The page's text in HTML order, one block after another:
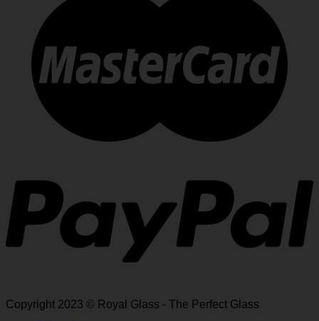
Copyright 2023 © Royal Glass - The Perfect Glass